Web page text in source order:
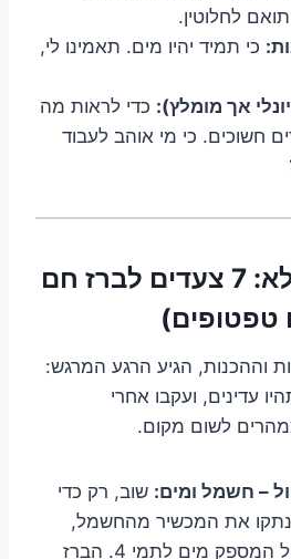
לחלוטין.
כי תמיד יהיו מים. תאמינו לי,
אך מומלץ): כדי לראות מה
חשוכים. כי מי אוהב לעבוד
3. המדריך המלא: 7 צעדים לברז חם
טפטופים)
וההכנות, הגיע הרגע המרגש:
עדינים, ועקבו אחרי
לשום מקום.
שוב, רק כדי
את המכשיר מהחשמל,
וסגרו את ברז הניל המספק מים לתמי 4. הברז